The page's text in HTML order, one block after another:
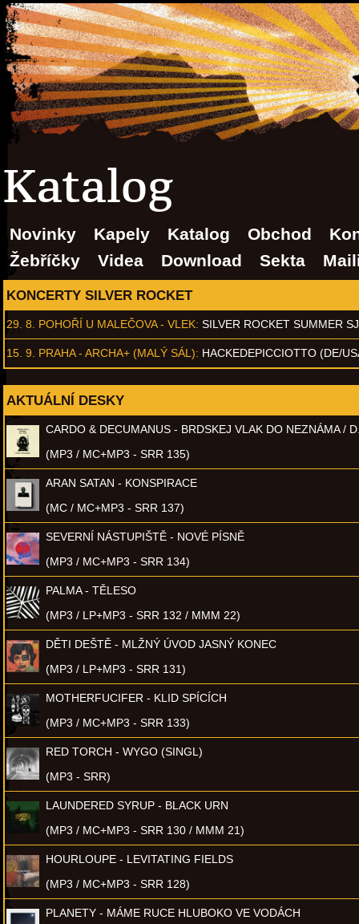
Katalog
Novinky Kapely Katalog Obchod
Žebříčky
Videa Download Sekta
KONCERTY SILVER ROCKET
29. 8. POHOŘÍ U MALEČOVA - VLEK: SILVER ROCKET SUMMER
15. 9. PRAHA - ARCHA+ (MALÝ SÁL): HACKEDEPICCIOTTO (DE/
AKTUÁLNÍ DESKY
CARDO & DECUMANUS - BRDSKEJ VLAK DO NEZNÁMA /
(MP3 / MC+MP3 - SRR 135)
ARAN SATAN - KONSPIRACE
(MC / MC+MP3 - SRR 137)
SEVERNÍ NÁSTUPIŠTĚ - NOVÉ PÍSNĚ
(MP3 / MC+MP3 - SRR 134)
PALMA - TĚLESO
(MP3 / LP+MP3 - SRR 132 / MMM 22)
DĚTI DEŠTĚ - MLŽNÝ ÚVOD JASNÝ KONEC
(MP3 / LP+MP3 - SRR 131)
MOTHERFUCIFER - KLID SPÍCÍCH
(MP3 / MC+MP3 - SRR 133)
RED TORCH - WYGO (SINGL)
(MP3 - SRR)
LAUNDERED SYRUP - BLACK URN
(MP3 / MC+MP3 - SRR 130 / MMM 21)
HOURLOUPE - LEVITATING FIELDS
(MP3 / MC+MP3 - SRR 128)
PLANETY - MÁME RUCE HLUBOKO VE VODÁCH